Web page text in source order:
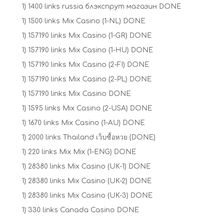
1) 1400 links russia блэкспрут магазин DONE
1) 1500 links Mix Casino (1-NL) DONE
1) 157190 links Mix Casino (1-GR) DONE
1) 157190 links Mix Casino (1-HU) DONE
1) 157190 links Mix Casino (2-FI) DONE
1) 157190 links Mix Casino (2-PL) DONE
1) 157190 links Mix Casino DONE
1) 1595 links Mix Casino (2-USA) DONE
1) 1670 links Mix Casino (1-AU) DONE
1) 2000 links Thailand เว็บซื้อหวย (DONE)
1) 220 links Mix Mix (1-ENG) DONE
1) 28380 links Mix Casino (UK-1) DONE
1) 28380 links Mix Casino (UK-2) DONE
1) 28380 links Mix Casino (UK-3) DONE
1) 330 links Canada Casino DONE